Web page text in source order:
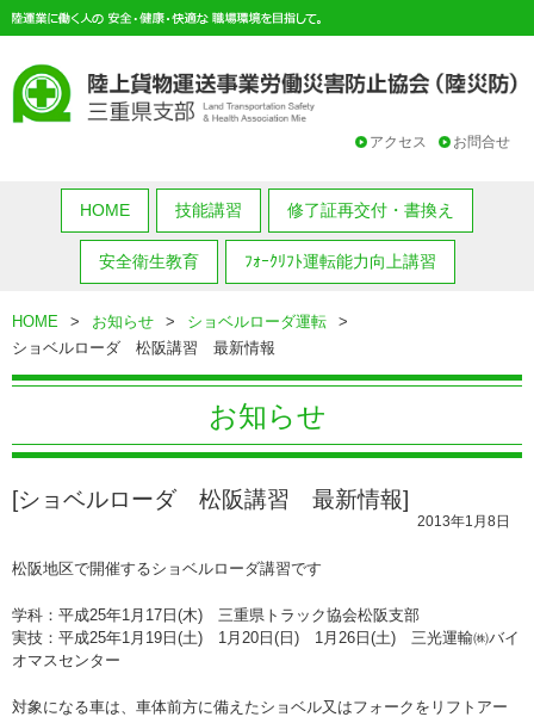
お問合せ
アクセス
HOME 技能講習 修了証再交付・書換え
安全衛生教育 ﾌｫｰｸﾘﾌﾄ運転能力向上講習
HOME > お知らせ > ショベルローダ運転
>
ショベルローダ 松阪講習 最新情報
お知らせ
[ショベルローダ 松阪講習 最新情報]
2013年1月8日
松阪地区で開催するショベルローダ講習です
学科：平成25年1月17日(木) 三重県トラック協会松阪支部
実技：平成25年1月19日(土) 1月20日(日) 1月26日(土) 三光運輸㈱バイ
オマスセンター
対象になる車は、車体前方に備えたショベル又はフォークをリフトアー